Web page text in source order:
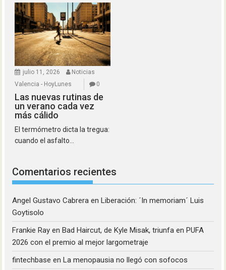
julio 11, 2026
Noticias
Valencia - HoyLunes
0
Las nuevas rutinas de
un verano cada vez
más cálido
El termómetro dicta la tregua:
cuando el asfalto...
Comentarios recientes
Angel Gustavo Cabrera enLiberación: ´In memoriam´ Luis
Goytisolo
Frankie Ray enBad Haircut, de Kyle Misak, triunfa en PUFA
2026 con el premio al mejor largometraje
fintechbase enLa menopausia no llegó con sofocos